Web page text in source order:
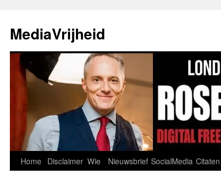
de
inhoud
MediaVrijheid
Home Disclaimer Wie Nieuwsbrief SocialMedia Citaten